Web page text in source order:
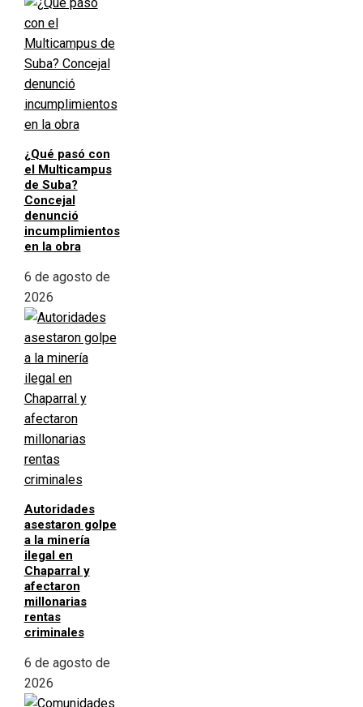
¿Qué pasó con
el Multicampus
de Suba?
Concejal
denunció
incumplimientos
en la obra
6 de agosto de
2026
Autoridades
asestaron golpe
a la minería
ilegal en
Chaparral y
afectaron
millonarias
rentas
criminales
6 de agosto de
2026